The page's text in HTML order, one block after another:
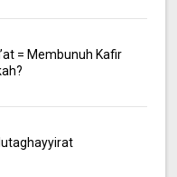
= Membunuh Kafir